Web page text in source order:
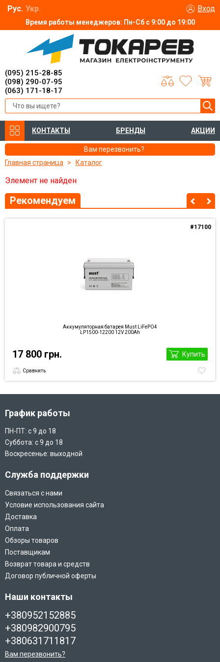
Время работы менеджеров: Пн-Сб с 9:00 до 19:00
Рус. Укр. Вход
(095) 215-28-85
(098) 290-07-95
(063) 171-18-17
КОНТАКТЫ БРЕНДЫ АКЦИИ
Вам перезвонить?
Главная страница
Каталог
Элемент не найден
Рекомендуем
#17100
Аккумуляторная батарея Must LiFePO4
LP1500-12200 12V 200Ah
17 800 грн. Купить
Сравнить
График работы
ПН-ПТ: с 9 до 18
Суббота: с 9 до 18
Воскресенье: выходной
Служба поддержки
Связаться с нами
Условие использования сайта
Доставка
Оплата
Обзоры товаров
Поставщикам
Возврат товара и средств
Договор публичной оферты
Наши контакты
+380952152885
+380982900795
+380631711817
Вам перезвонить?